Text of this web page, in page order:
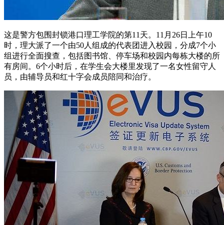
这是警方包围封锁港口理工学院的第11天。11月26日上午10
时，理大派了一个由50人组成的代表团进入校园，分成7个小
组进行全面搜查，包括图书馆、停车场和校园内每栋大楼的所
有房间。6个小时后，在学生会大楼里发现了一名女性留守人
员，由辅导员和红十字会成员陪同和治疗。